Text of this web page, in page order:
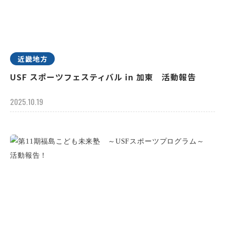
近畿地方
USF スポーツフェスティバル in 加東 活動報告
2025.10.19